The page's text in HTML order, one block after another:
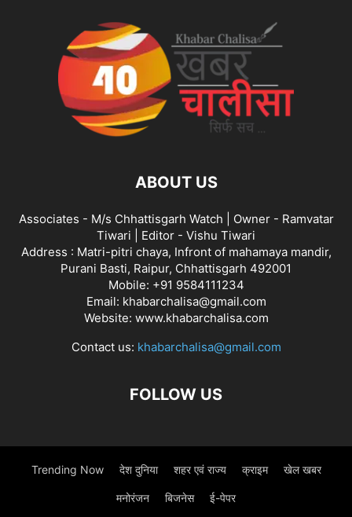
ABOUT US
Associates - M/s Chhattisgarh Watch | Owner - Ramvatar
Tiwari | Editor - Vishu Tiwari
Address : Matri-pitri chaya, Infront of mahamaya mandir,
Purani Basti, Raipur, Chhattisgarh 492001
Mobile: +91 9584111234
Email: khabarchalisa@gmail.com
Website: www.khabarchalisa.com
Contact us: khabarchalisa@gmail.com
FOLLOW US
Trending Now देश दुनिया शहर एवं राज्य क्राइम खेल खबर
मनोरंजन बिजनेस ई-पेपर